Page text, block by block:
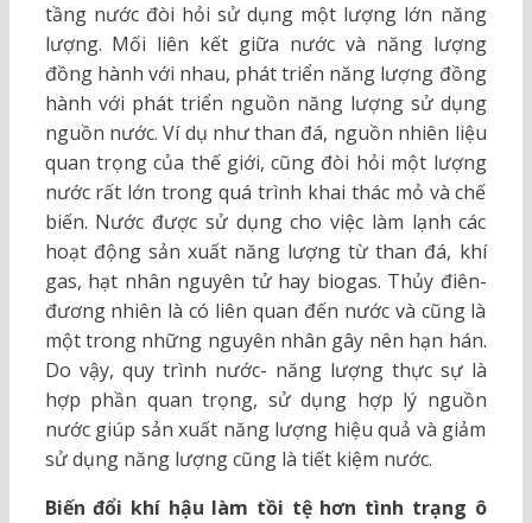
tầng nước đòi hỏi sử dụng một lượng lớn năng
lượng. Mối liên kết giữa nước và năng lượng
đồng hành với nhau, phát triển năng lượng đồng
hành với phát triển nguồn năng lượng sử dụng
nguồn nước. Ví dụ như than đá, nguồn nhiên liệu
quan trọng của thế giới, cũng đòi hỏi một lượng
nước rất lớn trong quá trình khai thác mỏ và chế
biến. Nước được sử dụng cho việc làm lạnh các
hoạt động sản xuất năng lượng từ than đá, khí
gas, hạt nhân nguyên tử hay biogas. Thủy điên-
đương nhiên là có liên quan đến nước và cũng là
một trong những nguyên nhân gây nên hạn hán.
Do vậy, quy trình nước- năng lượng thực sự là
hợp phần quan trọng, sử dụng hợp lý nguồn
nước giúp sản xuất năng lượng hiệu quả và giảm
sử dụng năng lượng cũng là tiết kiệm nước.
Biến đổi khí hậu làm tồi tệ hơn tình trạng ô